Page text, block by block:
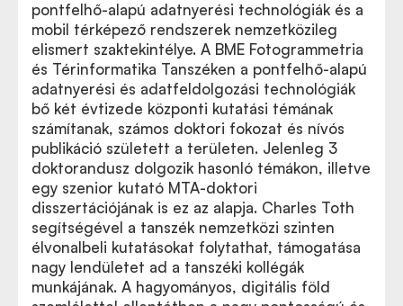
pontfelhő-alapú adatnyerési technológiák és a
mobil térképező rendszerek nemzetközileg
elismert szaktekintélye. A BME Fotogrammetria
és Térinformatika Tanszéken a pontfelhő-alapú
adatnyerési és adatfeldolgozási technológiák
bő két évtizede központi kutatási témának
számítanak, számos doktori fokozat és nívós
publikáció született a területen. Jelenleg 3
doktorandusz dolgozik hasonló témákon, illetve
egy szenior kutató MTA-doktori
disszertációjának is ez az alapja. Charles Toth
segítségével a tanszék nemzetközi szinten
élvonalbeli kutatásokat folytathat, támogatása
nagy lendületet ad a tanszéki kollégák
munkájának. A hagyományos, digitális föld